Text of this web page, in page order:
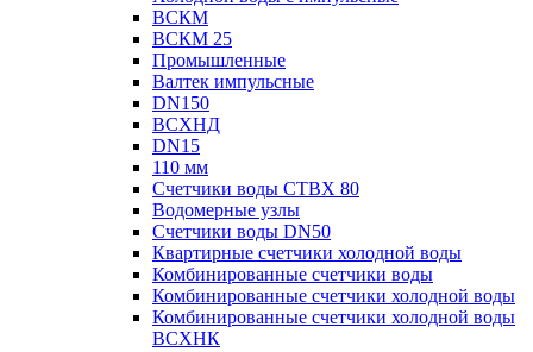
ВСКМ
ВСКМ 25
Промышленные
Валтек импульсные
DN150
ВСХНД
DN15
110 мм
Счетчики воды СТВХ 80
Водомерные узлы
Счетчики воды DN50
Квартирные счетчики холодной воды
Комбинированные счетчики воды
Комбинированные счетчики холодной воды
Комбинированные счетчики холодной воды
ВСХНК